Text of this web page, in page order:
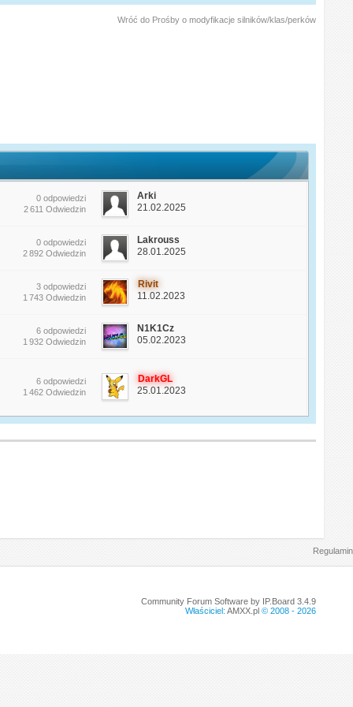
Wróć do Prośby o modyfikacje silników/klas/perków
0 odpowiedzi
2 611 Odwiedzin
Arki
21.02.2025
0 odpowiedzi
2 892 Odwiedzin
Lakrouss
28.01.2025
3 odpowiedzi
1 743 Odwiedzin
Rivit
11.02.2023
6 odpowiedzi
1 932 Odwiedzin
N1K1Cz
05.02.2023
6 odpowiedzi
1 462 Odwiedzin
DarkGL
25.01.2023
Regulamin
Community Forum Software by IP.Board 3.4.9
Właściciel: AMXX.pl© 2008 - 2026